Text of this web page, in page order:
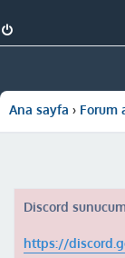
Ana sayfa Forum
Discord
https://